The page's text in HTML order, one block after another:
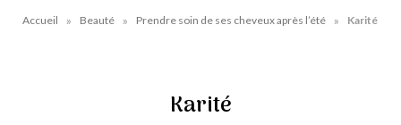
Accueil » Beauté » Prendre soin de ses cheveux après l’été » Karité
Karité